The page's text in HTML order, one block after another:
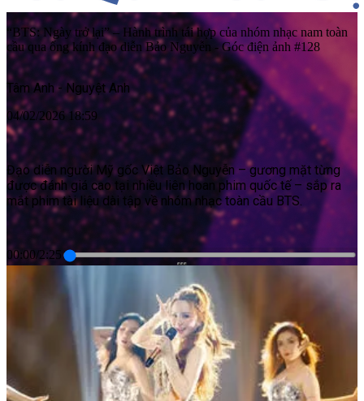
“BTS: Ngày trở lại” – Hành trình tái hợp của nhóm nhạc nam toàn
cầu qua ống kính đạo diễn Bảo Nguyễn - Góc điện ảnh #128
Tâm Anh - Nguyệt Anh
04/02/2026 18:59
Đạo diễn người Mỹ gốc Việt Bảo Nguyễn – gương mặt từng
được đánh giá cao tại nhiều liên hoan phim quốc tế – sắp ra
mắt phim tài liệu dài tập về nhóm nhạc toàn cầu BTS.
00:00 2:25